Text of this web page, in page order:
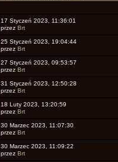
17 Styczeń 2023, 11:36:01
przez Brt
25 Styczeń 2023, 19:04:44
przez Brt
27 Styczeń 2023, 09:53:57
przez Brt
31 Styczeń 2023, 12:50:28
przez Brt
18 Luty 2023, 13:20:59
przez Brt
30 Marzec 2023, 11:07:30
przez Brt
30 Marzec 2023, 11:09:22
przez Brt